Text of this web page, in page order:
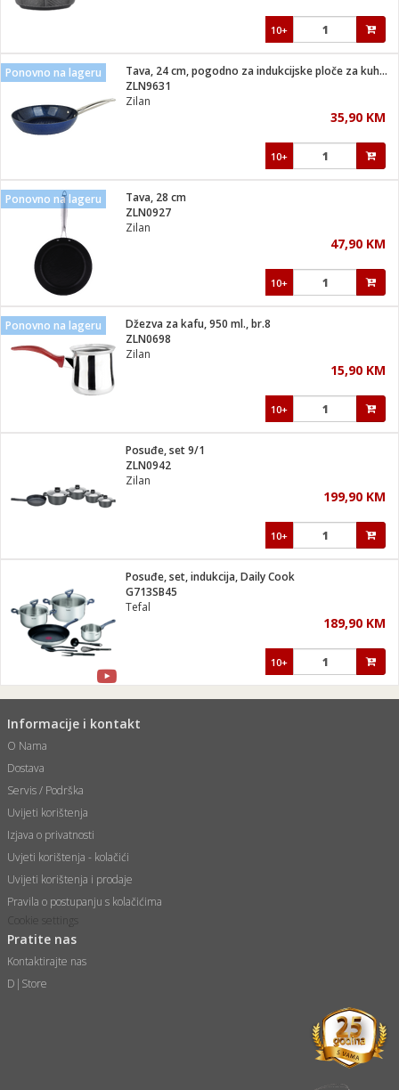
10+
Ponovno na lageru
Tava, 24 cm, pogodno za indukcijske ploče za kuhanje
ZLN9631
Zilan
35,90 KM
10+
Ponovno na lageru
Tava, 28 cm
ZLN0927
Zilan
47,90 KM
10+
Ponovno na lageru
Džezva za kafu, 950 ml., br.8
ZLN0698
Zilan
15,90 KM
10+
Posuđe, set 9/1
ZLN0942
Zilan
199,90 KM
10+
Posuđe, set, indukcija, Daily Cook
G713SB45
Tefal
189,90 KM
10+
Informacije i kontakt
O Nama
Dostava
Servis / Podrška
Uvijeti korištenja
Izjava o privatnosti
Uvjeti korištenja - kolačići
Uvijeti korištenja i prodaje
Pravila o postupanju s kolačićima
Cookie settings
Pratite nas
Kontaktirajte nas
D|Store